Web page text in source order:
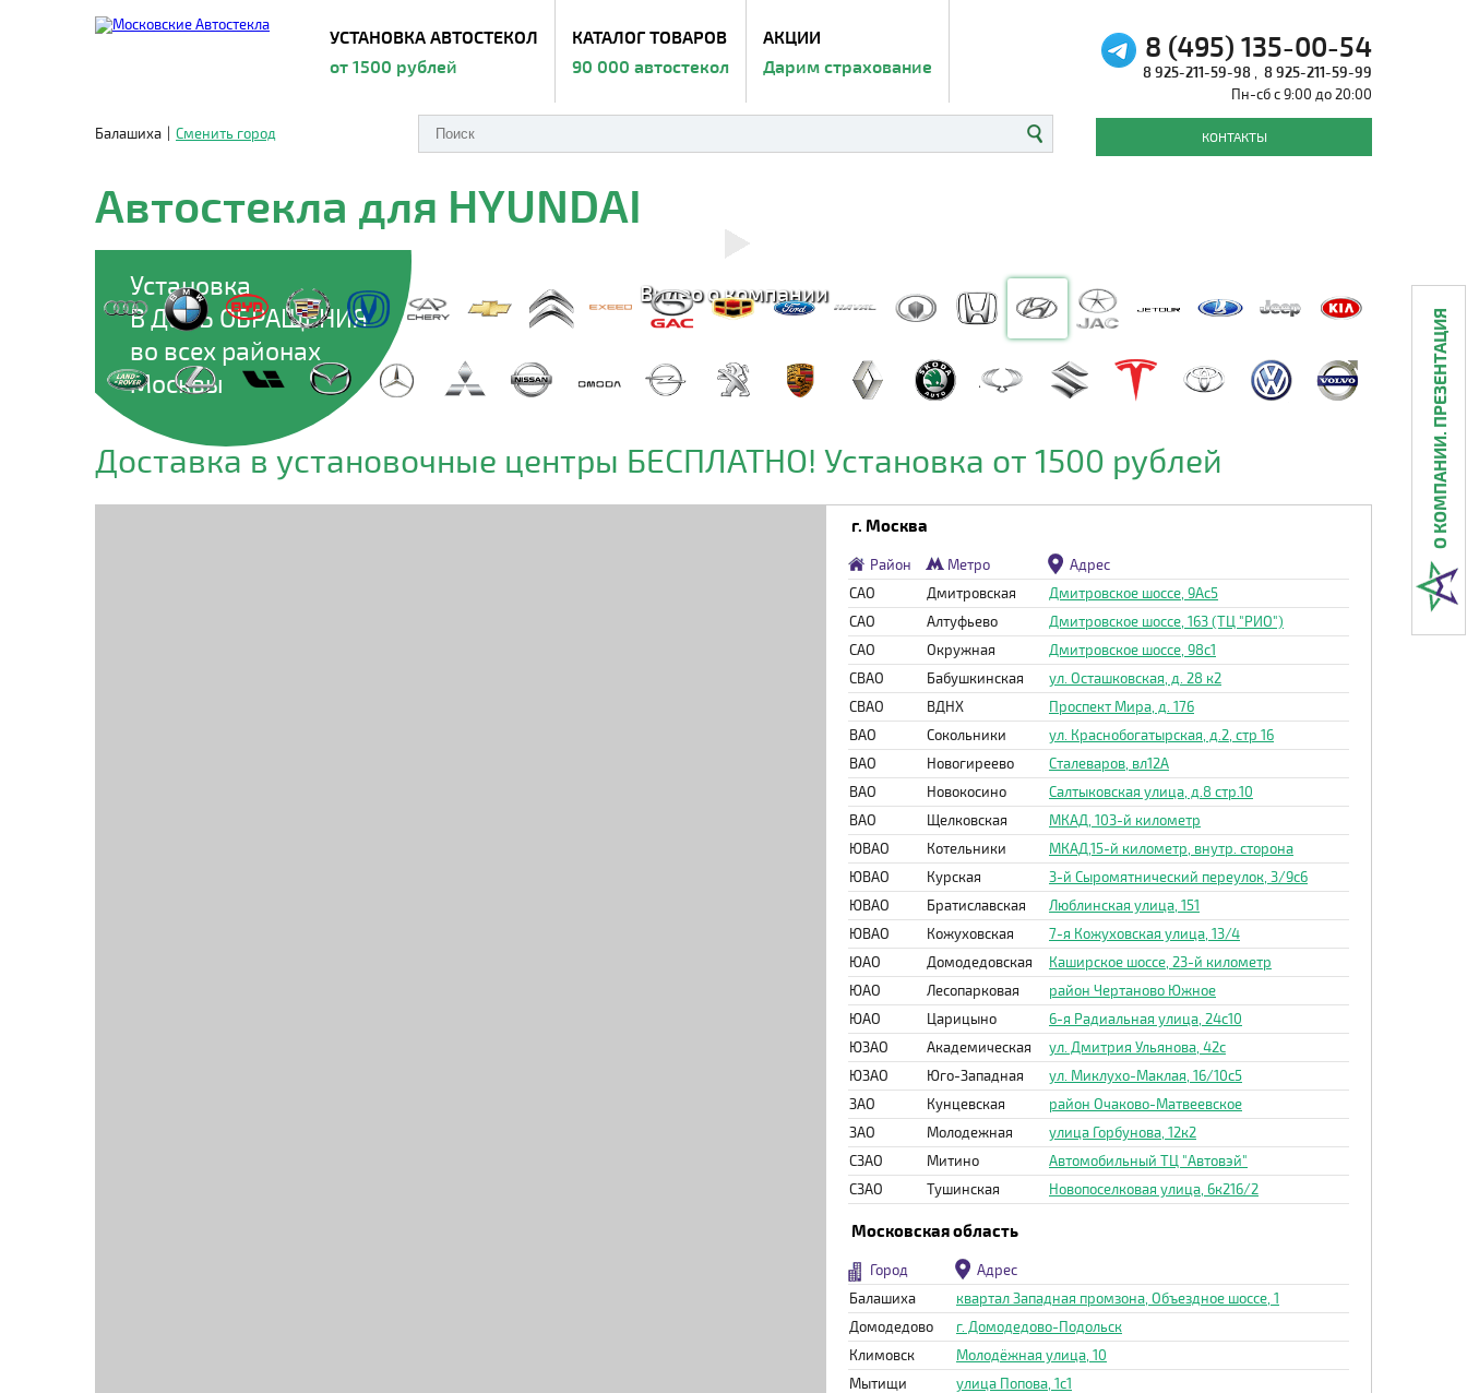
УСТАНОВКА АВТОСТЕКОЛ
от 1500 рублей
КАТАЛОГ ТОВАРОВ
90 000 автостекол
АКЦИИ
Дарим страхование
Балашиха Сменить город
8 (495) 135-00-54
8 925-211-59-98
8 925-211-59-99
Пн-сб с 9:00 до 20:00
КОНТАКТЫ
Автостекла для HYUNDAI
Установка
В ДЕНЬ ОБРАЩЕНИЯ
во всех районах
Москвы
Видео о компании
Доставка в установочные центры БЕСПЛАТНО! Установка от 1500 рублей
г. Москва
Район Метро
Адрес
САО
Дмитровская
Дмитровское шоссе, 9Ас5
САО
Алтуфьево
Дмитровское шоссе, 163 (ТЦ "РИО")
САО
Окружная
Дмитровское шоссе, 98с1
СВАО
Бабушкинская
ул. Осташковская, д. 28 к2
СВАО
ВДНХ
Проспект Мира, д. 176
ВАО
Сокольники
ул. Краснобогатырская, д.2, стр 16
ВАО
Новогиреево
Сталеваров, вл12А
ВАО
Новокосино
Салтыковская улица, д.8 стр.10
ВАО
Щелковская
МКАД, 103-й километр
ЮВАО
Котельники
МКАД,15-й километр, внутр. сторона
ЮВАО
Курская
3-й Сыромятнический переулок, 3/9с6
ЮВАО
Братиславская
Люблинская улица, 151
ЮВАО
Кожуховская
7-я Кожуховская улица, 13/4
ЮАО
Домодедовская
Каширское шоссе, 23-й километр
ЮАО
Лесопарковая
район Чертаново Южное
ЮАО
Царицыно
6-я Радиальная улица, 24с10
ЮЗАО
Академическая
ул. Дмитрия Ульянова, 42с
ЮЗАО
Юго-Западная
ул. Миклухо-Маклая, 16/10с5
ЗАО
Кунцевская
район Очаково-Матвеевское
ЗАО
Молодежная
улица Горбунова, 12к2
СЗАО
Митино
Автомобильный ТЦ "Автовэй"
СЗАО
Тушинская Новопоселковая улица, 6к216/2
Московская область
Город
Адрес
Балашиха
квартал Западная промзона, Объездное шоссе, 1
Домодедово
г. Домодедово-Подольск
Климовск
Молодёжная улица, 10
Мытищи
улица Попова, 1с1
О КОМПАНИИ. ПРЕЗЕНТАЦИЯ